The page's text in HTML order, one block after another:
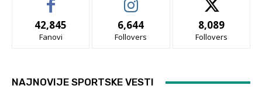
42,845
Fanovi
6,644
Follovers
8,089
Follovers
NAJNOVIJE SPORTSKE VESTI